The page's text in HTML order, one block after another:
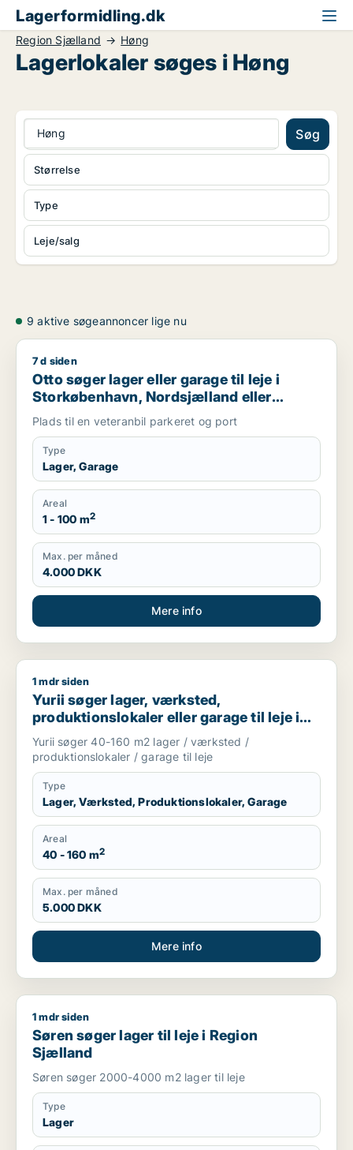
Lagerformidling.dk
Region Sjælland Høng
Lagerlokaler søges i Høng
Høng Søg
Type
Leje/salg
Størrelse
9 aktive søgeannoncer lige nu
Otto søger lager eller garage til leje i Storkøbenhavn,
7 d siden
Otto søger lager eller garage til leje i
Storkøbenhavn, Nordsjælland eller
Region Sjælland
Plads til en veteranbil parkeret og port
Type
Lager, Garage
Areal
1 - 100 m2
Max. per måned
4.000 DKK
Mere info
Yurii søger lager, værksted, produktionslokaler eller garage
1 mdr siden
Yurii søger lager, værksted,
produktionslokaler eller garage til leje i
Region Sjælland
Yurii søger 40-160 m2 lager / værksted /
produktionslokaler / garage til leje
Type
Lager, Værksted, Produktionslokaler, Garage
Areal
40 - 160 m2
Max. per måned
5.000 DKK
Mere info
Søren søger lager til leje i Region Sjælland
1 mdr siden
Søren søger lager til leje i Region
Sjælland
Søren søger 2000-4000 m2 lager til leje
Type
Lager